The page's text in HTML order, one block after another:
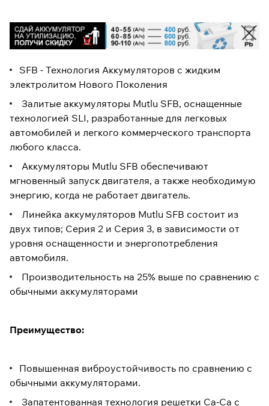
SFB - Технология Аккумуляторов с жидким
электролитом Нового Поколения
Залитые аккумуляторы Mutlu SFB, оснащенные
технологией SLI, разработанные для легковых
автомобилей и легкого коммерческого транспорта
любого класса.
Аккумуляторы Mutlu SFB обеспечивают
мгновенный запуск двигателя, а также необходимую
энергию, когда не работает двигатель.
Линейка аккумуляторов Mutlu SFB состоит из
двух типов; Серия 2 и Серия 3, в зависимости от
уровня оснащенности и энергопотребления
автомобиля.
Производительность на 25% выше по сравнению с
обычными аккумуляторами
Преимущество:
Повышенная виброустойчивость по сравнению с
обычными аккумуляторами.
Запатентованная технология решетки Ca-Ca с